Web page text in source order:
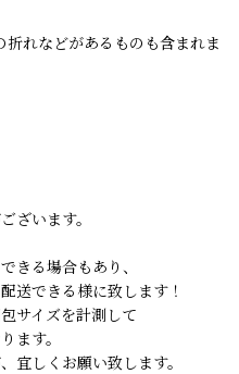
れなどがあるものも含まれま
ざいます。
きる場合もあり、
送できる様に致します！
サイズを計測して
ます。
宜しくお願い致します。